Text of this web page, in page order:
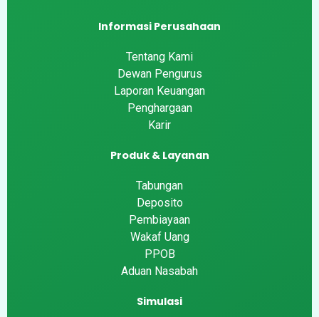
Informasi Perusahaan
Tentang Kami
Dewan Pengurus
Laporan Keuangan
Penghargaan
Karir
Produk & Layanan
Tabungan
Deposito
Pembiayaan
Wakaf Uang
PPOB
Aduan Nasabah
Simulasi